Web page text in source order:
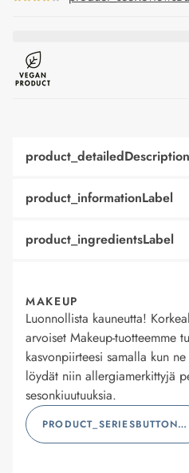
product_informationLabel
product_ingredientsLabel
MAKEUP
Luonnollista kauneutta!
arvoiset Makeup-tuotteemme
kasvonpiirteesi samalla kun
löydät niin allergiamerkittyjä
sesonkiuutuuksia.
PRODUCT_SERIESBUTTONLABEL